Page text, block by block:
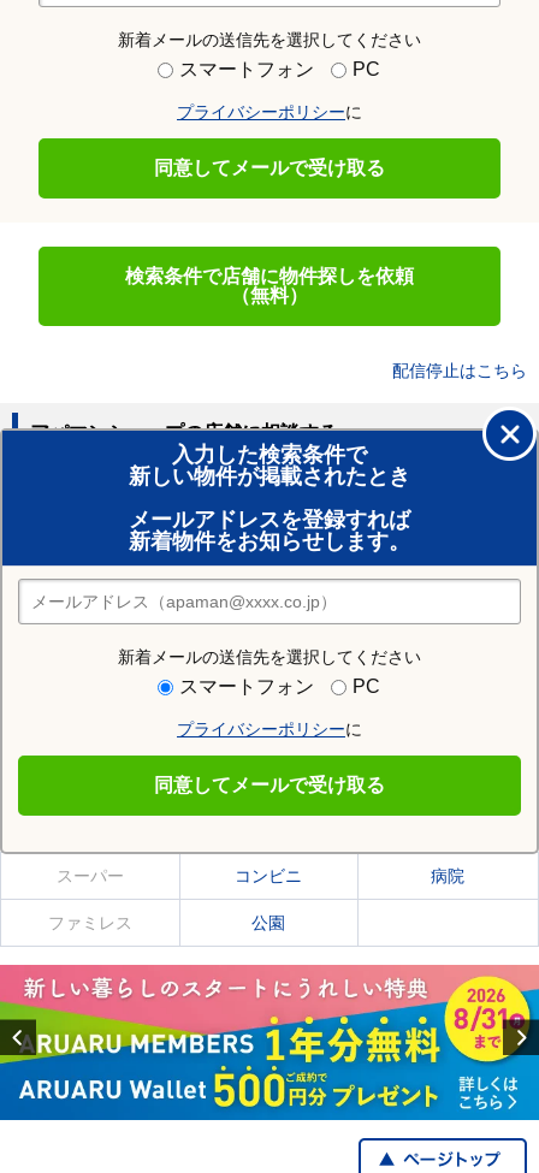
新着メールの送信先を選択してください
スマートフォン PC
プライバシーポリシーに
同意してメールで受け取る
検索条件で店舗に物件探しを依頼
（無料）
配信停止はこちら
入力した検索条件で
新しい物件が掲載されたとき
メールアドレスを登録すれば
新着物件をお知らせします。
新着メールの送信先を選択してください
スマートフォン PC
プライバシーポリシーに
同意してメールで受け取る
アパマンショップの店舗に相談する
賃貸のプロがお部屋探し！
おまかせ物件リクエスト
住みたい街の店舗を探す
店舗検索
住む街研究所で東金井駅の情報を見る
東金井駅の施設一覧
スーパー コンビニ 病院
ファミレス 公園
Previous